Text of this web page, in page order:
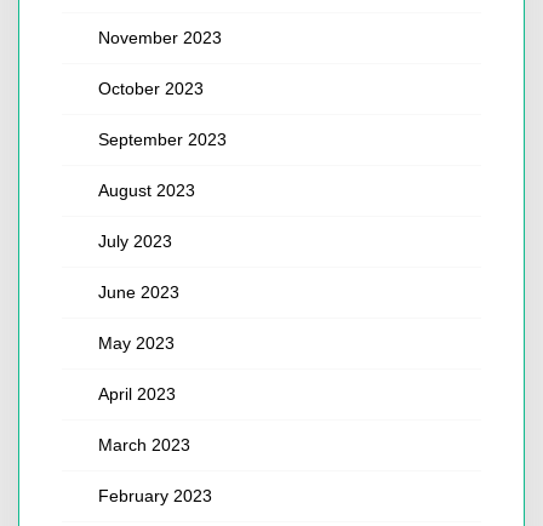
November 2023
October 2023
September 2023
August 2023
July 2023
June 2023
May 2023
April 2023
March 2023
February 2023